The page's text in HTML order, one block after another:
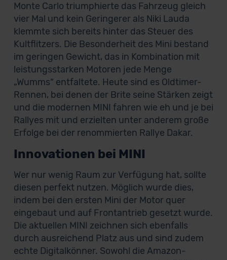
Monte Carlo triumphierte das Fahrzeug gleich
vier Mal und kein Geringerer als Niki Lauda
klemmte sich bereits hinter das Steuer des
Kultflitzers. Die Besonderheit des Mini bestand
im geringen Gewicht, das in Kombination mit
leistungsstarken Motoren jede Menge
„Wumms“ entfaltete. Heute sind es Oldtimer-
Rennen, bei denen der Brite seine Stärken zeigt
und die modernen MINI fahren wie eh und je bei
Rallyes mit und erzielten unter anderem große
Erfolge bei der renommierten Rallye Dakar.
Innovationen bei MINI
Wer nur wenig Raum zur Verfügung hat, sollte
diesen perfekt nutzen. Möglich wurde dies,
indem bei den ersten Mini der Motor quer
eingebaut und auf Frontantrieb gesetzt wurde.
Die aktuellen MINI zeichnen sich ebenfalls
durch ausreichend Platz aus und sind zudem
echte Digitalkönner. Sowohl die Amazon-